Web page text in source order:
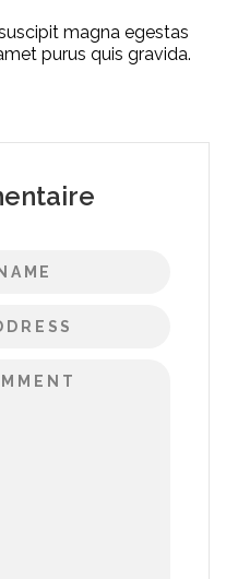
magna egestas
purus quis gravida.